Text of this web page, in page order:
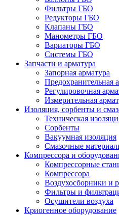
Фильтры ГБО
Редукторы ГБО
Клапаны ГБО
Манометры ГБО
Вариаторы ГБО
Системы ГБО
Запчасти и арматура
Запорная арматура
Предохранительная
Регулировочная
Измерительная
Изоляция, сорбенты и
Техническая
Сорбенты
Вакуумная изоляция
Смазочные
Компрессора и
Компрессорные
Компрессора
Воздухосборники и
Фильтры и
Осушители воздуха
Криогенное оборудование